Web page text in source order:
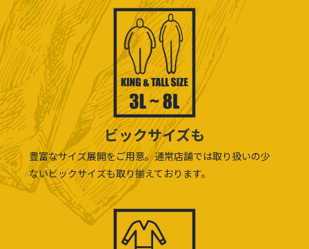
ビックサイズも
豊富なサイズ展開をご用意。通常店舗では取り扱いの少
ないビックサイズも取り揃えております。